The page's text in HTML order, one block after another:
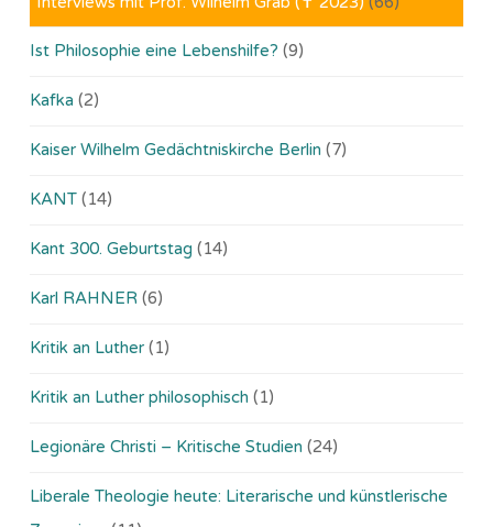
Ist Philosophie eine Lebenshilfe? (9)
Kafka (2)
Kaiser Wilhelm Gedächtniskirche Berlin (7)
KANT (14)
Kant 300. Geburtstag (14)
Karl RAHNER (6)
Kritik an Luther (1)
Kritik an Luther philosophisch (1)
Legionäre Christi – Kritische Studien (24)
Liberale Theologie heute: Literarische und künstlerische